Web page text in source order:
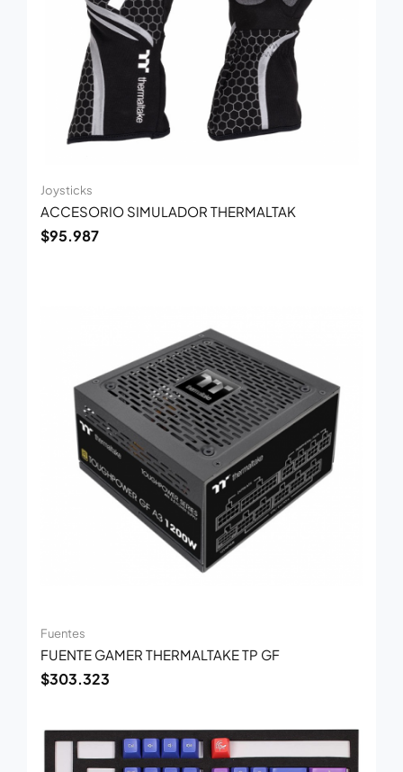
Joysticks
ACCESORIO SIMULADOR THERMALTAK
$95.987
Fuentes
FUENTE GAMER THERMALTAKE TP GF
$303.323